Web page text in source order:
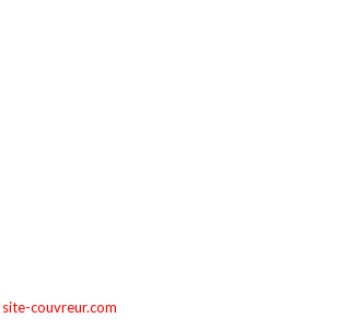
site-couvreur.com